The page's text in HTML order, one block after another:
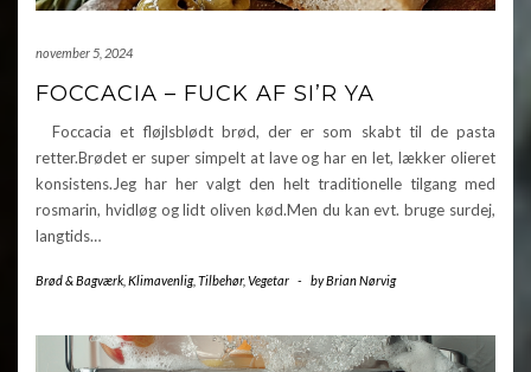
november 5, 2024
FOCCACIA – FUCK AF SI’R YA
Foccacia et fløjlsblødt brød, der er som skabt til de pasta
retter.Brødet er super simpelt at lave og har en let, lækker olieret
konsistens.Jeg har her valgt den helt traditionelle tilgang med
rosmarin, hvidløg og lidt oliven kød.Men du kan evt. bruge surdej,
langtids…
Brød & Bagværk Klimavenlig, Tilbehør, Vegetar - byBrian Nørvig